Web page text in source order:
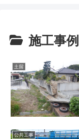
施工事例
土留
公共工事